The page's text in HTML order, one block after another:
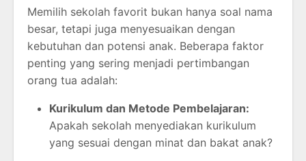
Memilih sekolah favorit bukan hanya soal nama
besar, tetapi juga menyesuaikan dengan
kebutuhan dan potensi anak. Beberapa faktor
penting yang sering menjadi pertimbangan
orang tua adalah:
Kurikulum dan Metode Pembelajaran:
Apakah sekolah menyediakan kurikulum
yang sesuai dengan minat dan bakat anak?